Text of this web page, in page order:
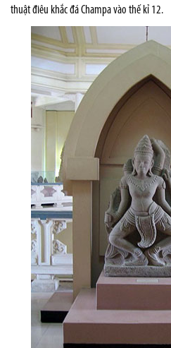
thuật điêu khắc đá Champa vào thế kỉ 12.